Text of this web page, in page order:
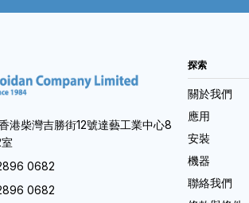
港柴灣吉勝街12號達藝工業中心8
0682
0682
探索
關於我們
應用
安裝
機器
聯絡我們